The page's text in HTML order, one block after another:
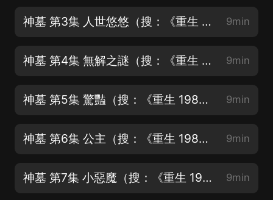
神墓 第3集 人世悠悠（搜：《重生 1980：開局迎娶姐姐閨蜜》） 9min
神墓 第4集 無解之謎（搜：《重生 1980：開局迎娶姐姐閨蜜》） 9min
神墓 第5集 驚豔（搜：《重生 1980：開局迎娶姐姐閨蜜》） 9min
神墓 第6集 公主（搜：《重生 1980：開局迎娶姐姐閨蜜》） 9min
神墓 第7集 小惡魔（搜：《重生 1980：開局迎娶姐姐閨蜜》） 9min